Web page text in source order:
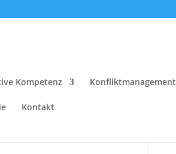
Kompetenz Konfliktmanagement
Kontakt